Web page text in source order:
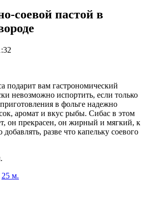
соевой пастой в
подарит вам гастрономический
невозможно испортить, если только
в фольге надежно
аромат и вкус рыбы. Сибас в этом
он прекрасен, он жирный и мягкий, к
разве что капельку соевого
25 м.